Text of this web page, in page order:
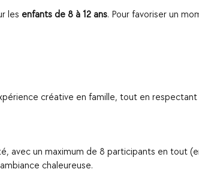
les enfants de 8 à 12 ans. Pour favoriser un
créative en famille, tout en
avec un maximum de 8 participants en tout
chaleureuse.